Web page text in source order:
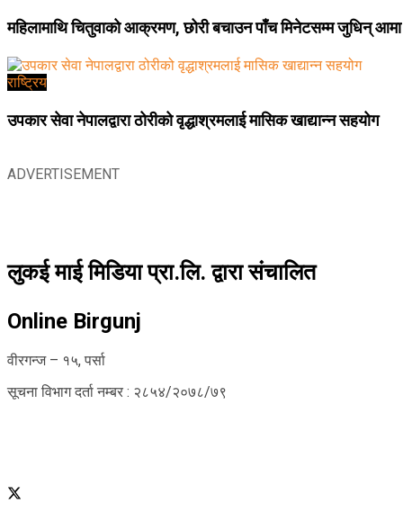
महिलामाथि चितुवाको आक्रमण, छोरी बचाउन पाँच मिनेटसम्म जुधिन् आमा
राष्ट्रिय
उपकार सेवा नेपालद्वारा ठोरीको वृद्धाश्रमलाई मासिक खाद्यान्न सहयोग
ADVERTISEMENT
लुकई माई मिडिया प्रा.लि. द्वारा संचालित
Online Birgunj
वीरगन्ज – १५, पर्सा
सूचना विभाग दर्ता नम्बर : २८५४/२०७८/७९